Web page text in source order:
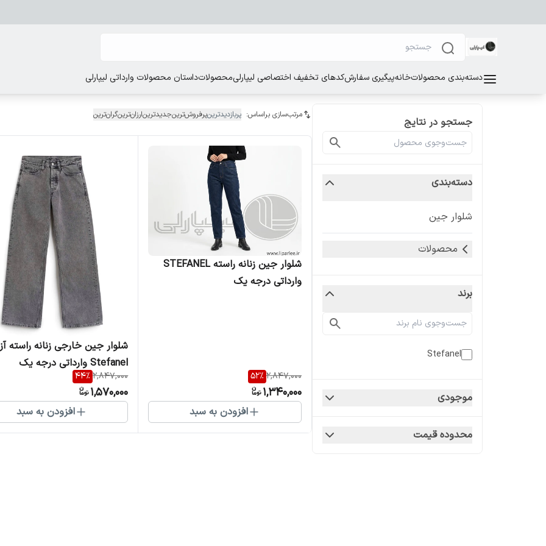
دسته‌بندی محصولاتخانهپیگیری سفارشکدهای تخفیف اختصاصی لیپارلیمحصولاتداستان محصولات وارداتی لیپارلی
جستجو در نتایج
دسته‌بندی
شلوار جین
محصولات
برند
Stefanel
موجودی
محدوده قیمت
مرتب‌سازی براساس: پربازدیدترینپرفروش‌ترینجدیدترینارزان‌ترینگران‌ترین
شلوار جین زنانه راسته STEFANEL
وارداتی درجه یک
2,847,000
52%
1,340,000
افزودن به سبد
شلوار جین خارجی زنانه راسته
Stefanel وارداتی درجه یک
2,847,000
44%
1,570,000
افزودن به سبد